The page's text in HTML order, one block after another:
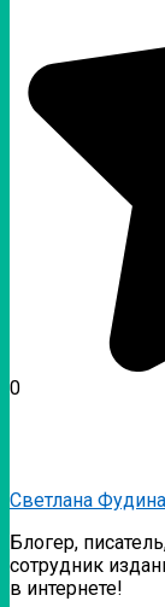
0
Светлана Фудина
Блогер,
сотрудник
в интернете!